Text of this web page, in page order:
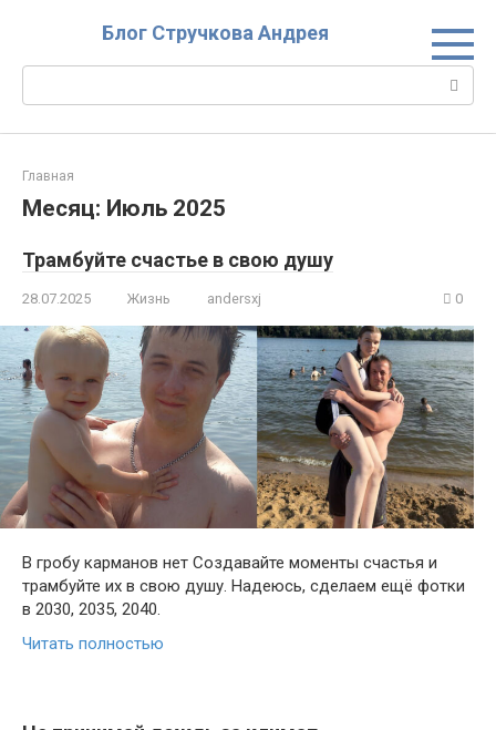
Блог Стручкова Андрея
Поиск:
Главная
Месяц: Июль 2025
Трамбуйте счастье в свою душу
28.07.2025 Жизнь andersxj 0
В гробу карманов нет Создавайте моменты счастья и
трамбуйте их в свою душу. Надеюсь, сделаем ещё фотки
в 2030, 2035, 2040.
Читать полностью